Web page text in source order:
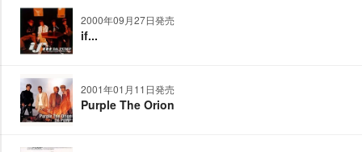
2000年09月27日発売
if...
2001年01月11日発売
Purple The Orion